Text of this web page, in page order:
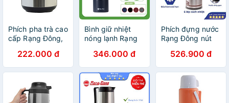
Phích pha trà cao
cấp Rạng Đông,
thân inox, vai
nhựa, Model: RD-
1055 ST1.E-
Chính hãng
222.000 đ
Bình giữ nhiệt
nóng lạnh Rạng
360-400-450-
500-600ml inox
304 cao cấp, ly
giữ nhiệt
346.000 đ
Phích đựng nước
Rạng Đông nút
RD-2045ST3.E
526.900 đ